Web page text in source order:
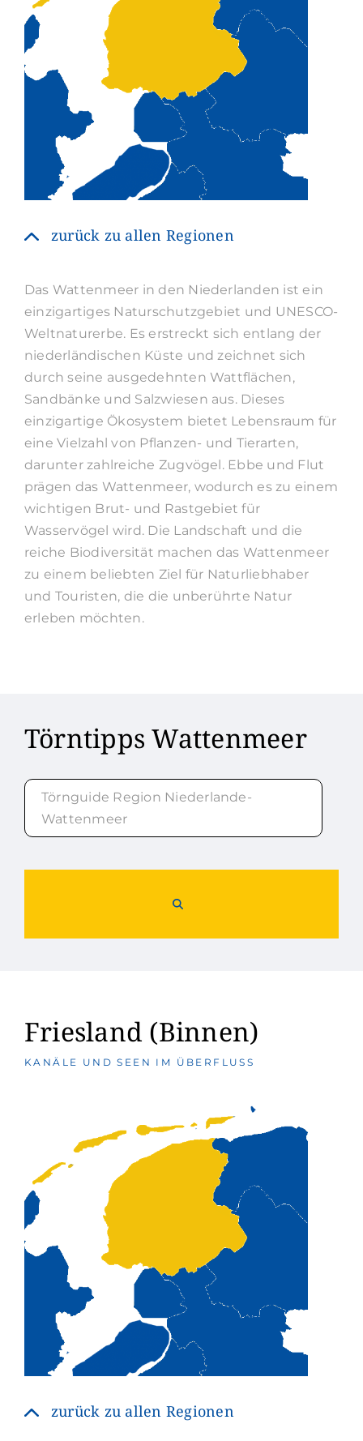
zurück zu allen Regionen
Das Wattenmeer in den Niederlanden ist ein
einzigartiges Naturschutzgebiet und UNESCO-
Weltnaturerbe. Es erstreckt sich entlang der
niederländischen Küste und zeichnet sich
durch seine ausgedehnten Wattflächen,
Sandbänke und Salzwiesen aus. Dieses
einzigartige Ökosystem bietet Lebensraum für
eine Vielzahl von Pflanzen- und Tierarten,
darunter zahlreiche Zugvögel. Ebbe und Flut
prägen das Wattenmeer, wodurch es zu einem
wichtigen Brut- und Rastgebiet für
Wasservögel wird. Die Landschaft und die
reiche Biodiversität machen das Wattenmeer
zu einem beliebten Ziel für Naturliebhaber
und Touristen, die die unberührte Natur
erleben möchten.
Törntipps Wattenmeer
Törnguide Region Niederlande-
Wattenmeer
Friesland (Binnen)
KANÄLE UND SEEN IM ÜBERFLUSS
zurück zu allen Regionen